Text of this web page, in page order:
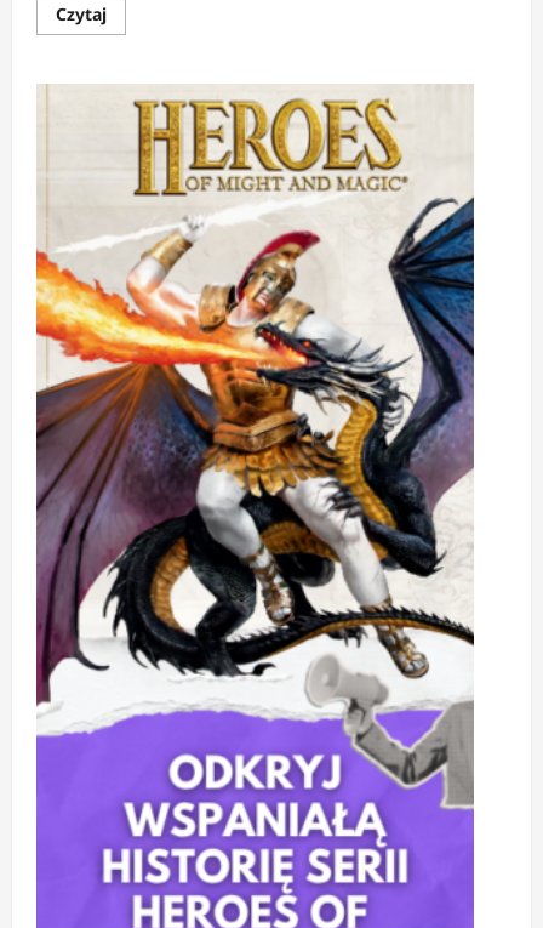
CzytajDowiedz
się
RECENZJA:
Bitwa
Rudy
Gdy
mała
staje
się
wielkim
bohaterem